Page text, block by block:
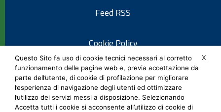
Feed RSS
Cookie Policy
Informativa privacy
Note legali
X
Questo Sito fa uso di cookie tecnici necessari al corretto
funzionamento delle pagine web e, previa accettazione da
parte dell’utente, di cookie di profilazione per migliorare
l’esperienza di navigazione degli utenti ed ottimizzare
l’utilizzo dei servizi messi a disposizione. Selezionando
Accetta tutti i cookie si acconsente all’utilizzo di cookie di